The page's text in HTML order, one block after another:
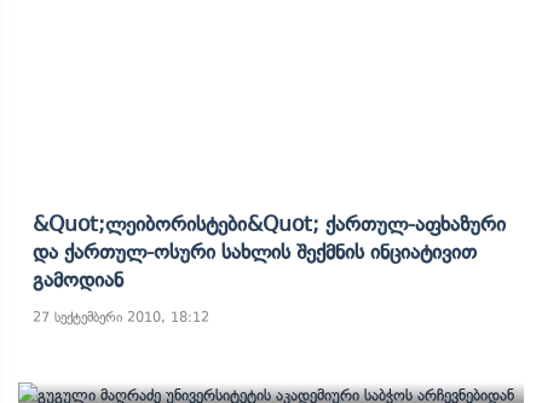
&quot;ლეიბორისტები&quot; Ქართულ-Აფხაზური
Და Ქართულ-Ოსური Სახლის Შექმნის Ინციატივით
Გამოდიან
27 სექტემბერი 2010, 18:12